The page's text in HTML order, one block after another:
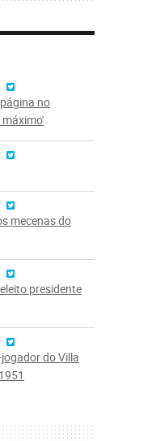
no
mecenas do
presidente
do Villa